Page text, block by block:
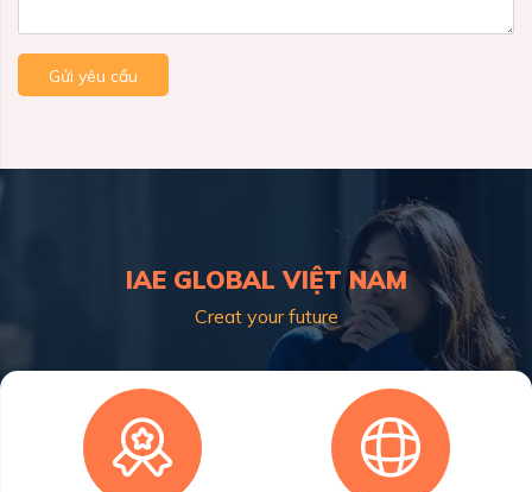
Gửi yêu cầu
IAE GLOBAL VIỆT NAM
Creat your future